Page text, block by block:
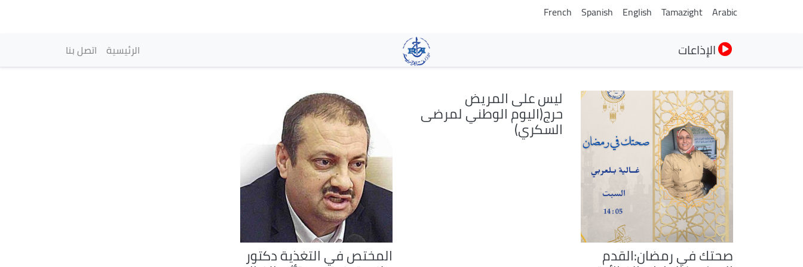
Arabic
Tamazight
English
Spanish
French
الإذاعات principale
الرئيسية اتصل بنا
صحتك في رمضان:القدم
ليس على المريض
حرج(اليوم الوطني لمرضى
السكري)
المختص في التغذية دكتور